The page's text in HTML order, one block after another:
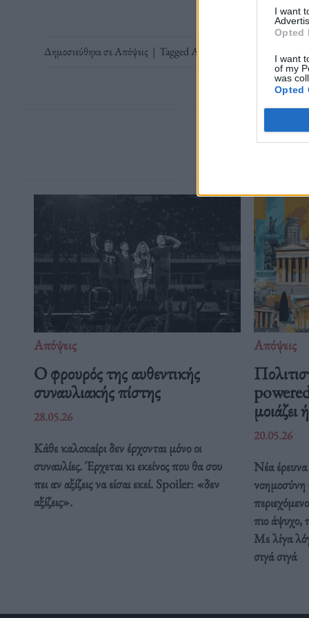
I want
Opted
I want
of my
was
Opted
Δημοσιεύθηκε σεΑπόψεις | TaggedΑδελφοί Καραμάζοφ
Απόψεις
O φρουρός της αυθεντικής
συναυλιακής πίστης
28.05.26
Κάθε καλοκαίρι δεν έρχονται μόνο οι
συναυλίες. Έρχεται κι εκείνος που θα σου
πει αν αξίζεις να είσαι εκεί. Spoiler: «δεν
αξίζεις».
Απόψεις
μοιάζει
20.05.26
Νέα έρευνα
νοημοσύνη
πιο άψυχο,
Με λίγα
σιγά σιγά